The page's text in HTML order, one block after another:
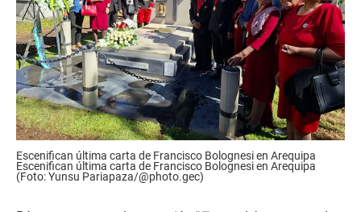
Escenifican última carta de Francisco Bolognesi en Arequipa
Escenifican última carta de Francisco Bolognesi en Arequipa
(Foto: Yunsu Pariapaza/@photo.gec)